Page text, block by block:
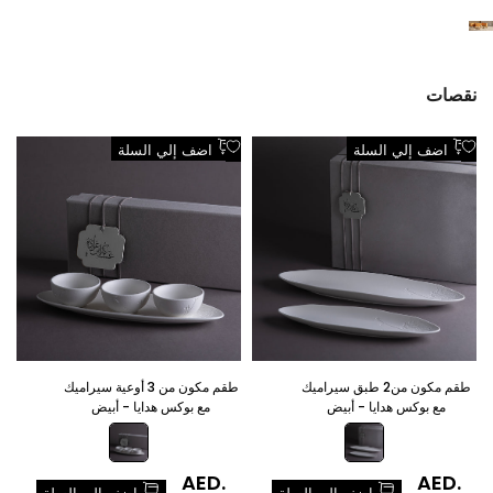
نقصات
اضف إلي السلةاضف
الي
طقم مكون من2 طبق سيراميك
مع بوكس هدايا - أبيض
سعر
AED.
اضف إلي السلةاضف
قائمة
طقم مكون من 3 أوعية سيراميك
مع بوكس هدايا - أبيض
سعر
AED.